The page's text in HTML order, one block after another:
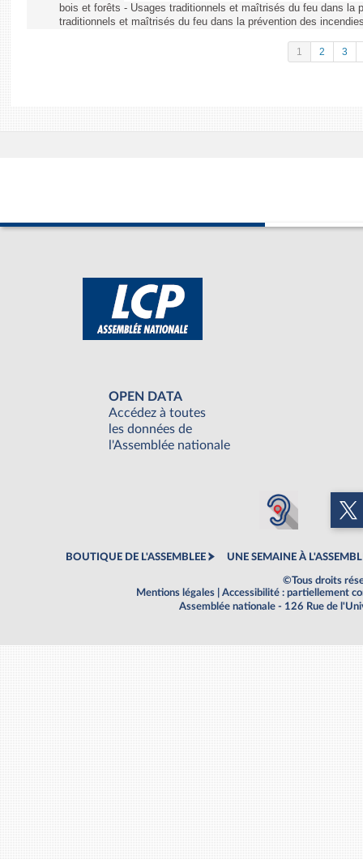
bois et forêts - Usages traditionnels et maîtrisés du feu dans la
traditionnels et maîtrisés du feu dans la prévention des
1 2 3
OPEN DATA
Accédez à toutes
les données de
l'Assemblée nationale
BOUTIQUE DE L'ASSEMBLEE UNE SEMAINE À
©Tous droits
Mentions légales
Accessibilité : partiellement
Assemblée nationale - 126 Rue de